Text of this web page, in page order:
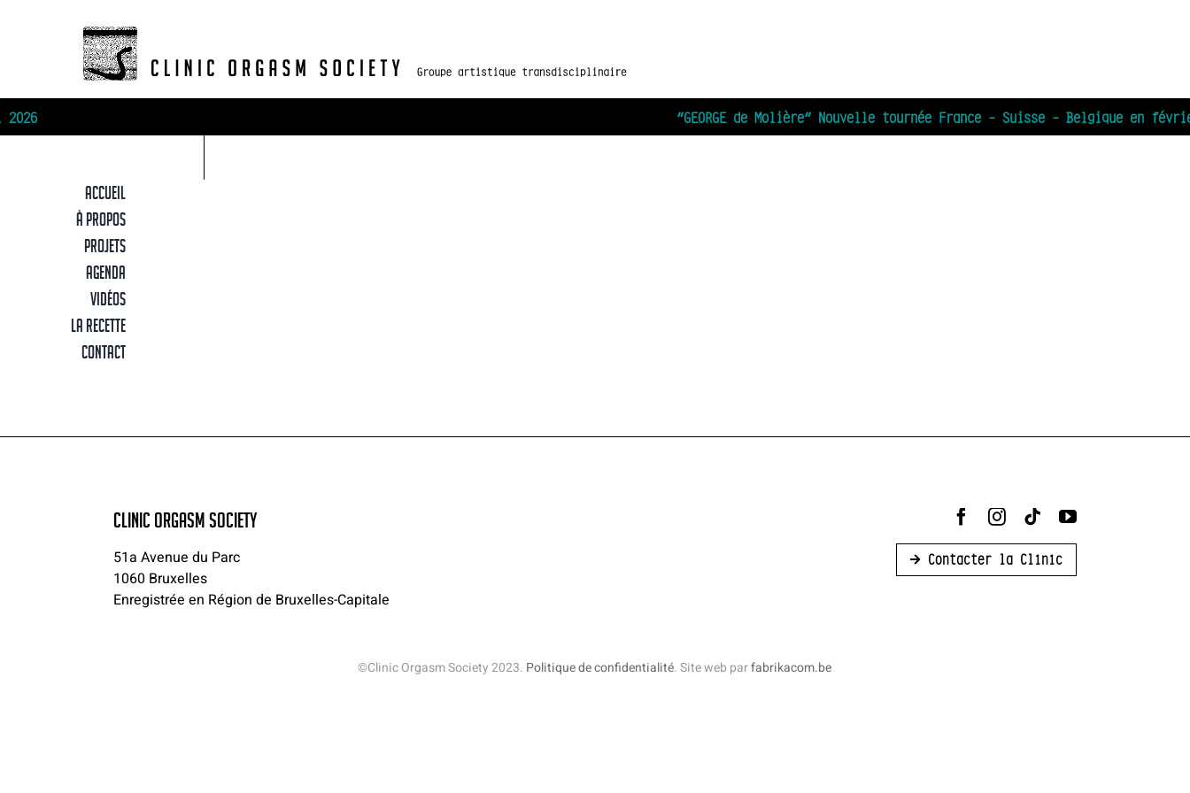
ACCUEIL
À PROPOS
PROJETS
AGENDA
VIDÉOS
LA RECETTE
CONTACT
CLINIC ORGASM SOCIETY
51a Avenue du Parc
1060 Bruxelles
Enregistrée en Région de Bruxelles-Capitale
Contacter la Clinic
©Clinic Orgasm Society 2023. Politique de confidentialité. Site web parfabrikacom.be